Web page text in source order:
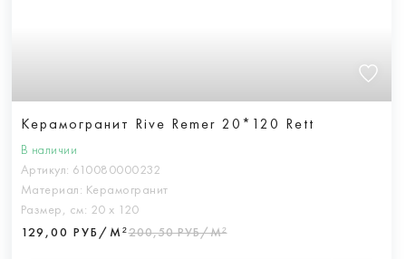
Керамогранит Rive Remer 20*120 Rett
В наличии
Артикул: 610080000232
Материал: Керамогранит
Размер, см: 20 х 120
129,00 РУБ/М²200,50 РУБ/М²